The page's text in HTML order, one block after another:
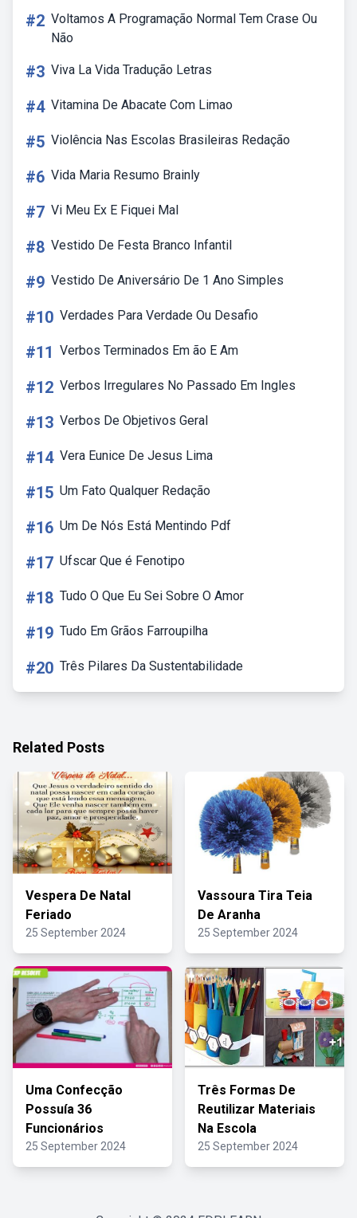
#2 Voltamos A Programação Normal Tem Crase Ou
Não
#3 Viva La Vida Tradução Letras
#4 Vitamina De Abacate Com Limao
#5 Violência Nas Escolas Brasileiras Redação
#6 Vida Maria Resumo Brainly
#7 Vi Meu Ex E Fiquei Mal
#8 Vestido De Festa Branco Infantil
#9 Vestido De Aniversário De 1 Ano Simples
#10 Verdades Para Verdade Ou Desafio
#11 Verbos Terminados Em ão E Am
#12 Verbos Irregulares No Passado Em Ingles
#13 Verbos De Objetivos Geral
#14 Vera Eunice De Jesus Lima
#15 Um Fato Qualquer Redação
#16 Um De Nós Está Mentindo Pdf
#17 Ufscar Que é Fenotipo
#18 Tudo O Que Eu Sei Sobre O Amor
#19 Tudo Em Grãos Farroupilha
#20 Três Pilares Da Sustentabilidade
Related Posts
Vespera De Natal
Feriado
25 September 2024
Vassoura Tira Teia
De Aranha
25 September 2024
Uma Confecção
Possuía 36
Funcionários
25 September 2024
Três Formas De
Reutilizar Materiais
Na Escola
25 September 2024